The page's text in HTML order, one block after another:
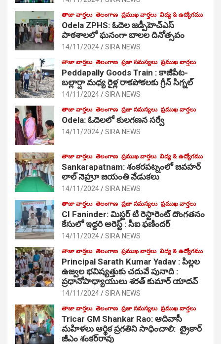
తాజా వార్తలు తెలంగాణ ప్రముఖ వార్తలు విద్య & ఉద్యోగము
Odela ZPHS: ఓదెల జ‌డ్పీహెచ్ఎస్
పాఠ‌శాల‌లో ఘనంగా బాలల దినోత్సవం
14/11/2024 SIRA NEWS
తాజా వార్తలు తెలంగాణ ప్రజా సమస్యలు ప్రముఖ వార్తలు
Peddapally Goods Train : కాజీపేట-
బల్లార్షా మధ్య రైళ్ల రాకపోకలకు గ్రీన్ సిగ్నల్
14/11/2024 SIRA NEWS
తాజా వార్తలు తెలంగాణ ప్రజా సమస్యలు ప్రముఖ వార్తలు
Odela: ఓదెలలో కులగణన సర్వే
14/11/2024 SIRA NEWS
తాజా వార్తలు తెలంగాణ ప్రముఖ వార్తలు విద్య & ఉద్యోగము
Sankarapatnam: శంకరపట్నంలో జవహర్
లాల్ నెహ్రూ జయంతి వేడుకలు
14/11/2024 SIRA NEWS
తాజా వార్తలు తెలంగాణ ప్రజా సమస్యలు ప్రముఖ వార్తలు
CI Faninder: మిస్టర్ టి రెస్టారెంట్ దొంగతనం
కేసులో ఇద్దరి అరెస్ట్ : సీఐ ఫణిందర్
14/11/2024 SIRA NEWS
తాజా వార్తలు తెలంగాణ ప్రముఖ వార్తలు విద్య & ఉద్యోగము
Principal Sarath Kumar Yadav : పిల్లల
ఉజ్వల భవిష్యత్తుకు చదువే పునాది :
ప్రధానోపాధ్యాయులు శరత్ కుమార్ యాదవ్
14/11/2024 SIRA NEWS
తాజా వార్తలు తెలంగాణ ప్రజా సమస్యలు ప్రముఖ వార్తలు
Tricar GM Shankar Rao: ఆదివాసీ
మహిళలు ఆర్థిక ప్రగతిని సాధించాలి: ట్రైకార్
జీఎం శంకర్‌రావు